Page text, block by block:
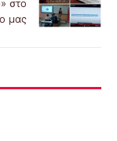
στο
μας